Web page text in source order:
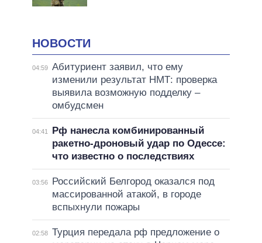
НОВОСТИ
04:59 Абитуриент заявил, что ему
изменили результат НМТ: проверка
выявила возможную подделку –
омбудсмен
04:41
Рф нанесла комбинированный
ракетно-дроновый удар по Одессе:
что известно о последствиях
03:56
Российский Белгород оказался под
массированной атакой, в городе
вспыхнули пожары
02:58 Турция передала рф предложение о